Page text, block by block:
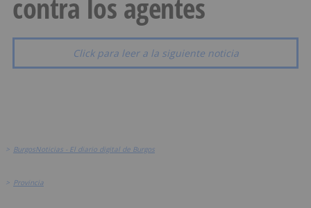
contra los agentes
Click para leer a la siguiente noticia
> BurgosNoticias - El diario digital de Burgos
> Provincia